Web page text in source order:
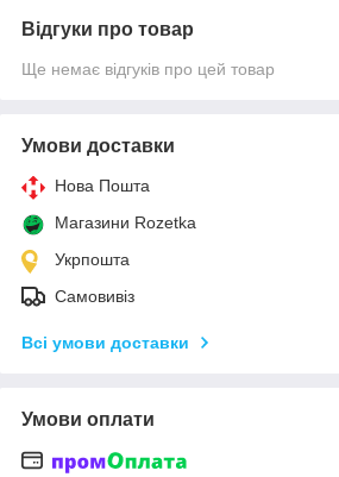
Відгуки про товар
Ще немає відгуків про цей товар
Умови доставки
Нова Пошта
Магазини Rozetka
Укрпошта
Самовивіз
Всі умови доставки
Умови оплати